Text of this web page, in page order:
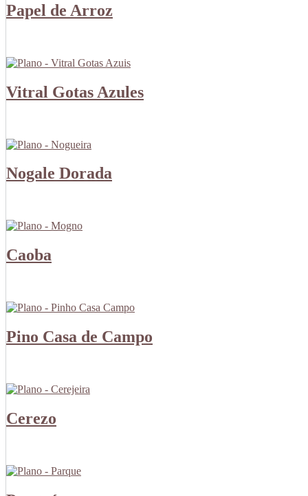
Papel de Arroz
Vitral Gotas Azules
Nogale Dorada
Caoba
Pino Casa de Campo
Cerezo